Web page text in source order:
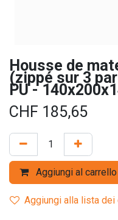
Housse de
(zippé sur 3
PU -
CHF 185,65
Aggiungi al carrello
Aggiungi alla lista